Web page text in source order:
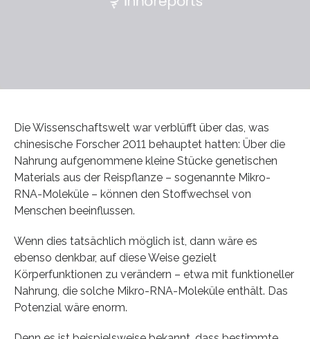
Die Wissenschaftswelt war verblüfft über das, was
chinesische Forscher 2011 behauptet hatten: Über die
Nahrung aufgenommene kleine Stücke genetischen
Materials aus der Reispflanze – sogenannte Mikro-
RNA-Moleküle – können den Stoffwechsel von
Menschen beeinflussen.
Wenn dies tatsächlich möglich ist, dann wäre es
ebenso denkbar, auf diese Weise gezielt
Körperfunktionen zu verändern – etwa mit funktioneller
Nahrung, die solche Mikro-RNA-Moleküle enthält. Das
Potenzial wäre enorm.